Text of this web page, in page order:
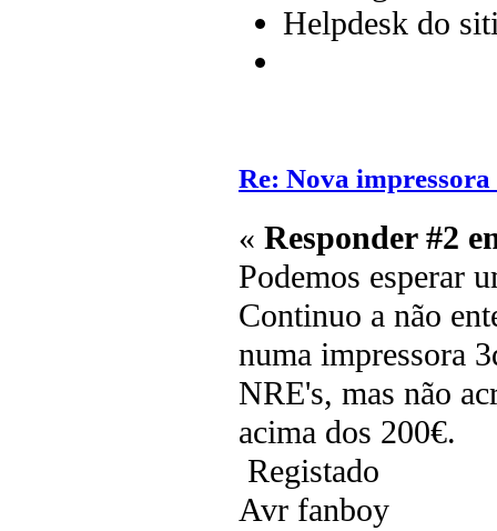
Helpdesk do
Re: Nova
« Responder #2
Podemos esperar
Continuo a não
numa impressora
NRE's, mas não
acima dos 200€.
Registado
Avr fanboy